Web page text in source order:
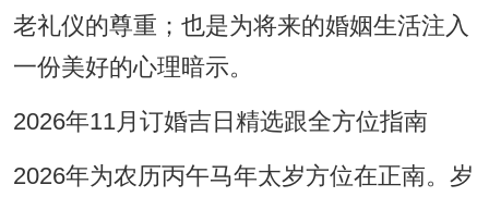
老礼仪的尊重；也是为将来的婚姻生活注入
一份美好的心理暗示。
2026年11月订婚吉日精选跟全方位指南
2026年为农历丙午马年太岁方位在正南。岁